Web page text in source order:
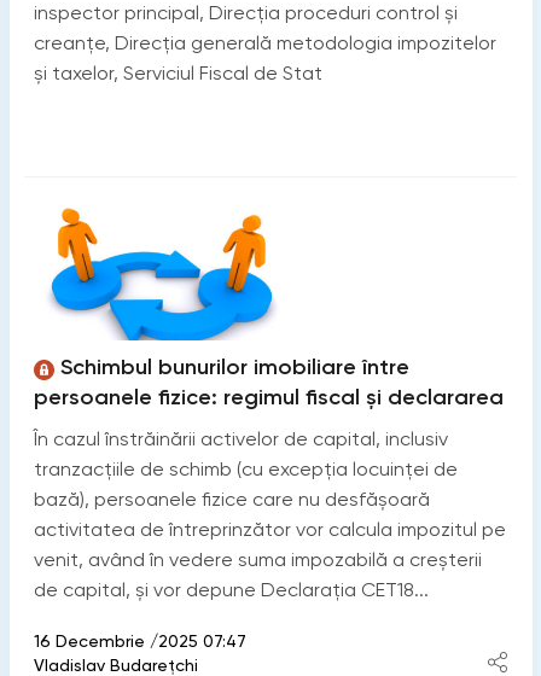
inspector principal, Direcția proceduri control și
creanțe, Direcția generală metodologia impozitelor
și taxelor, Serviciul Fiscal de Stat
Schimbul bunurilor imobiliare între
persoanele fizice: regimul fiscal și declararea
În cazul înstrăinării activelor de capital, inclusiv
tranzacțiile de schimb (cu excepția locuinței de
bază), persoanele fizice care nu desfășoară
activitatea de întreprinzător vor calcula impozitul pe
venit, având în vedere suma impozabilă a creșterii
de capital, și vor depune Declarația CET18...
16 Decembrie /2025 07:47
Vladislav Budarețchi